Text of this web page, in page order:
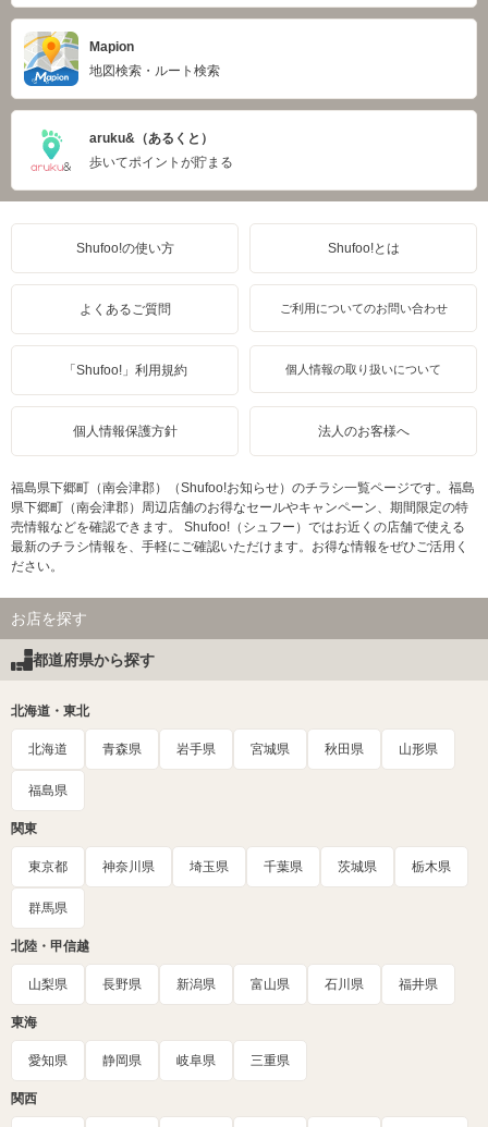
Mapion
地図検索・ルート検索
aruku&（あるくと）
歩いてポイントが貯まる
Shufoo!の使い方 Shufoo!とは
よくあるご質問 ご利用についてのお問い合わせ
「Shufoo!」利用規約 個人情報の取り扱いについて
個人情報保護方針 法人のお客様へ
福島県下郷町（南会津郡）（Shufoo!お知らせ）のチラシ一覧ページです。福島
県下郷町（南会津郡）周辺店舗のお得なセールやキャンペーン、期間限定の特
売情報などを確認できます。 Shufoo!（シュフー）ではお近くの店舗で使える
最新のチラシ情報を、手軽にご確認いただけます。お得な情報をぜひご活用く
ださい。
お店を探す
都道府県から探す
北海道・東北
北海道 青森県 岩手県 宮城県 秋田県 山形県
福島県
関東
東京都 神奈川県 埼玉県 千葉県 茨城県 栃木県
群馬県
北陸・甲信越
山梨県 長野県 新潟県 富山県 石川県 福井県
東海
愛知県 静岡県 岐阜県 三重県
関西